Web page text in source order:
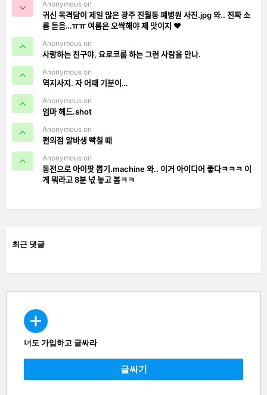
Anonymous on
귀신 목격담이 제일 많은 광주 진월동 폐병원 사진.jpg 와.. 진짜 소
름 돋음…ㅠㅠ 여름은 오싹해야 제 맛이지 ❤️
Anonymous on
사랑하는 친구야, 요로코롬 하는 그런 사람을 만나.
Anonymous on
역지사지. 자 어때 기분이…
Anonymous on
엄마 헤드.shot
Anonymous on
편의점 알바생 빡칠 때
Anonymous on
동전으로 아이팟 뽑기.machine 와.. 이거 아이디어 좋다ㅋㅋㅋ 이
게 뭐라고 8분 넋 놓고 봄ㅋㅋ
최근 댓글
CREATE
너도 가입하고 글싸라
글싸기